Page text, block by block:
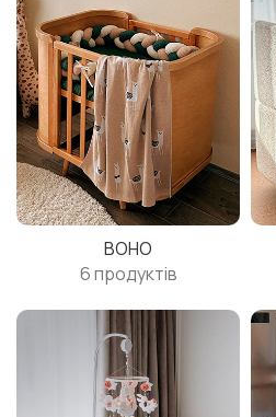
BOHO
6 продуктів